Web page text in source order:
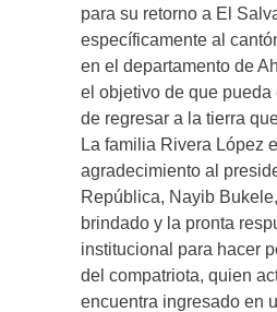
para su retorno a El
específicamente al
en el departamento de
el objetivo de que
de regresar a la tierra
La familia Rivera López
agradecimiento al
República, Nayib
brindado y la pronta
institucional para hacer
del compatriota, quien
encuentra ingresado en